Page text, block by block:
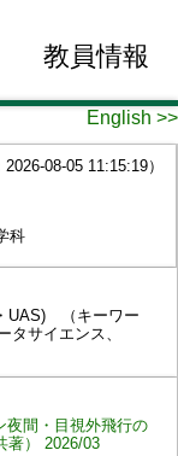
教員情報
English >>
08-05 11:15:19）
科
UAS) （キーワー
タサイエンス、
夜間・目視外飛行の
著） 2026/03